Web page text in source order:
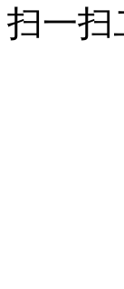
扫一扫